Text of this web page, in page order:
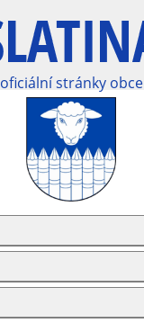
oficiální stránky obce